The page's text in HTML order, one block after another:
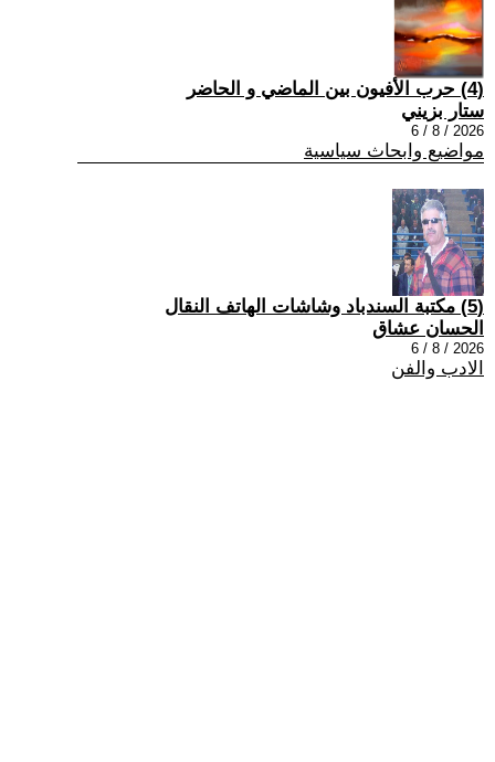
(4) حرب الأفيون بين الماضي و الحاضر
ستار بزيني
2026 / 8 / 6
مواضيع وابحاث سياسية
(5) مكتبة السندباد وشاشات الهاتف النقال
الحسان عشاق
2026 / 8 / 6
الادب والفن